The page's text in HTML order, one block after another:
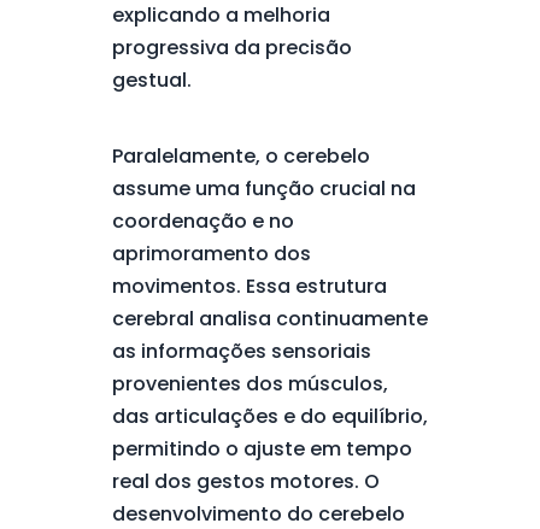
explicando a melhoria
progressiva da precisão
gestual.
Paralelamente, o cerebelo
assume uma função crucial na
coordenação e no
aprimoramento dos
movimentos. Essa estrutura
cerebral analisa continuamente
as informações sensoriais
provenientes dos músculos,
das articulações e do equilíbrio,
permitindo o ajuste em tempo
real dos gestos motores. O
desenvolvimento do cerebelo